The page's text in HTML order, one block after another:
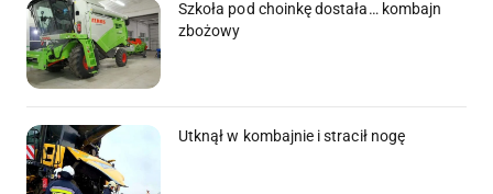
Szkoła pod choinkę dostała… kombajn
zbożowy
Utknął w kombajnie i stracił nogę